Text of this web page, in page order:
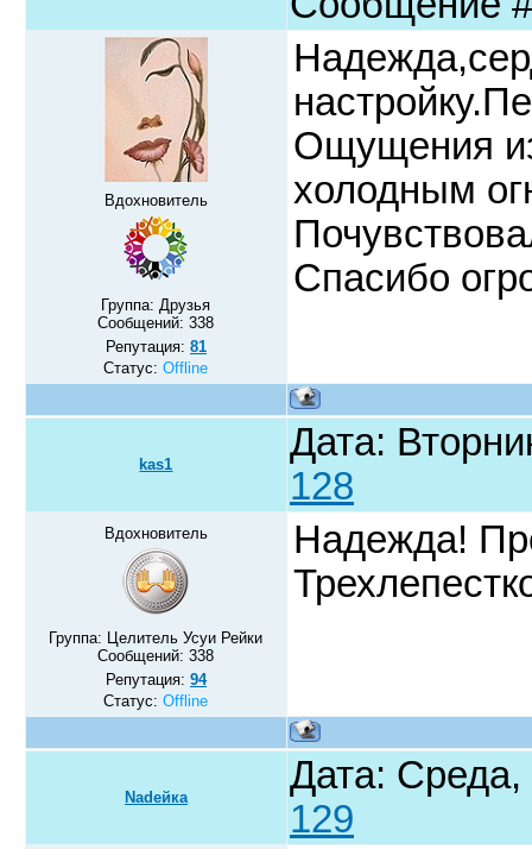
Вдохновитель
Группа: Друзья
Сообщений:338
Репутация: 81
Статус:Offline
Ощущения
холодным
Спасибо
kas1
Дата:
128
Вдохновитель
Группа: Целитель Усуи Рейки
Сообщений:338
Репутация: 94
Статус:Offline
Надежда!
Nadeйка
Дата:
129